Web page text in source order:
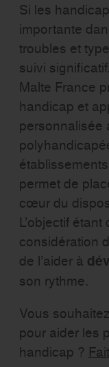
Si les
importante
troubles et
suivi
Malte France
handicap et
personnalisée
permet de
cœur du
L’objectif
considération
de l’aider à
son rythme.
Vous
pour aider les
handicap ?